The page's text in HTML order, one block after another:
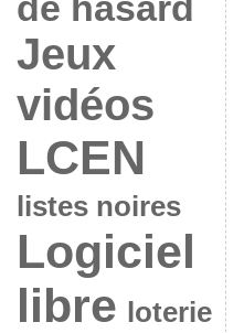
Jeux
vidéos
LCEN
listes noires
Logiciel
libre
loterie